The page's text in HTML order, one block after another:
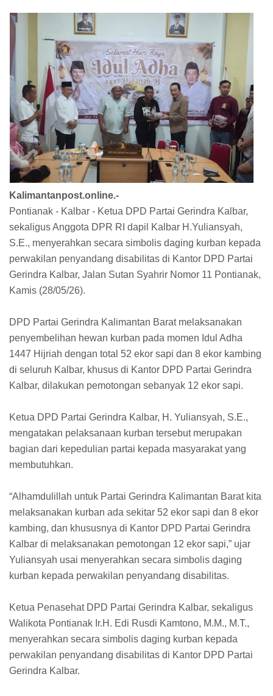
Kalimantanpost.online.-
Pontianak - Kalbar - Ketua DPD Partai Gerindra Kalbar,
sekaligus Anggota DPR RI dapil Kalbar H.Yuliansyah,
S.E., menyerahkan secara simbolis daging kurban kepada
perwakilan penyandang disabilitas di Kantor DPD Partai
Gerindra Kalbar, Jalan Sutan Syahrir Nomor 11 Pontianak,
Kamis (28/05/26).
DPD Partai Gerindra Kalimantan Barat melaksanakan
penyembelihan hewan kurban pada momen Idul Adha
1447 Hijriah dengan total 52 ekor sapi dan 8 ekor kambing
di seluruh Kalbar, khusus di Kantor DPD Partai Gerindra
Kalbar, dilakukan pemotongan sebanyak 12 ekor sapi.
Ketua DPD Partai Gerindra Kalbar, H. Yuliansyah, S.E.,
mengatakan pelaksanaan kurban tersebut merupakan
bagian dari kepedulian partai kepada masyarakat yang
membutuhkan.
“Alhamdulillah untuk Partai Gerindra Kalimantan Barat kita
melaksanakan kurban ada sekitar 52 ekor sapi dan 8 ekor
kambing, dan khususnya di Kantor DPD Partai Gerindra
Kalbar di melaksanakan pemotongan 12 ekor sapi,” ujar
Yuliansyah usai menyerahkan secara simbolis daging
kurban kepada perwakilan penyandang disabilitas.
Ketua Penasehat DPD Partai Gerindra Kalbar, sekaligus
Walikota Pontianak Ir.H. Edi Rusdi Kamtono, M.M., M.T.,
menyerahkan secara simbolis daging kurban kepada
perwakilan penyandang disabilitas di Kantor DPD Partai
Gerindra Kalbar.